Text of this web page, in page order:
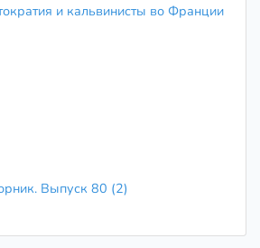
и кальвинисты во Франции
Выпуск 80 (2)